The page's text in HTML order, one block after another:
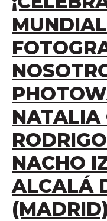
NATALIA
NACHO
ALCALÁ